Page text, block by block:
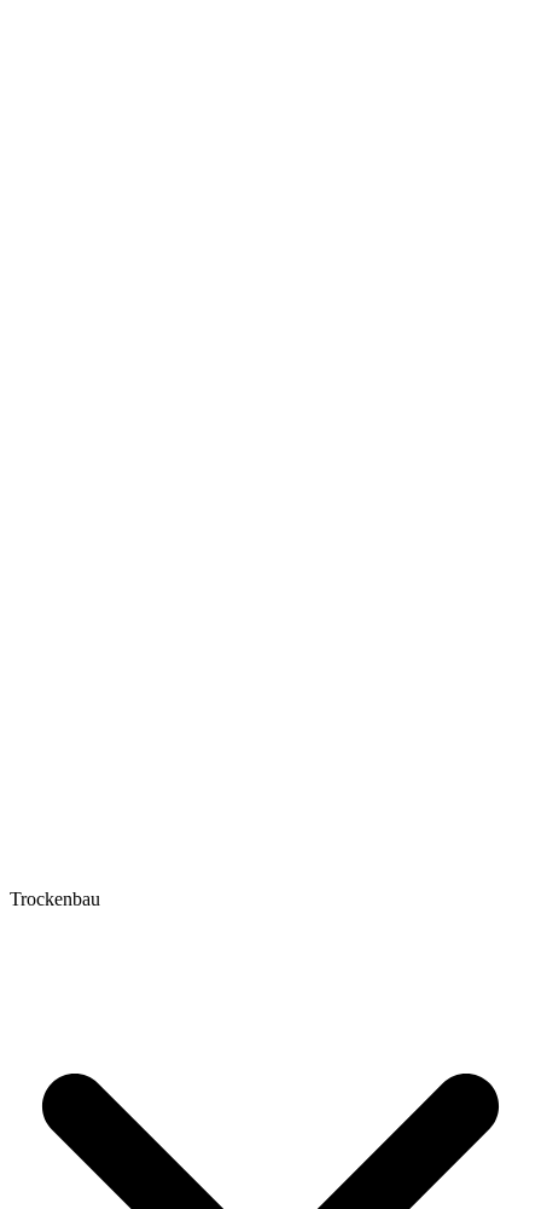
Trockenbau